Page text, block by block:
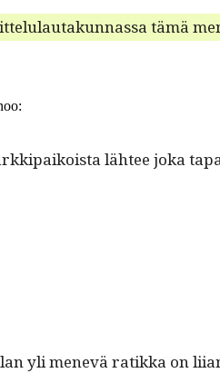
tämä
läh­tee joka
yli menevä ratik­ka on